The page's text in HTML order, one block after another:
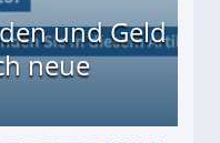
und Geld
neue